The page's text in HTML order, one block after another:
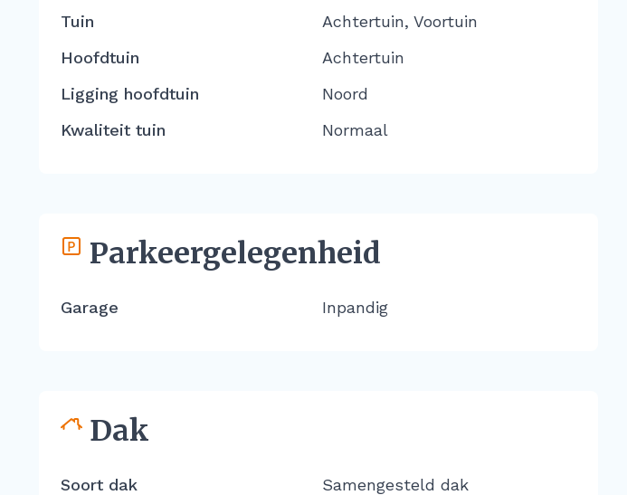
Tuin
Achtertuin, Voortuin
Hoofdtuin
Achtertuin
Ligging hoofdtuin
Noord
Kwaliteit tuin
Normaal
Parkeergelegenheid
Garage Inpandig
Dak
Soort dak Samengesteld dak